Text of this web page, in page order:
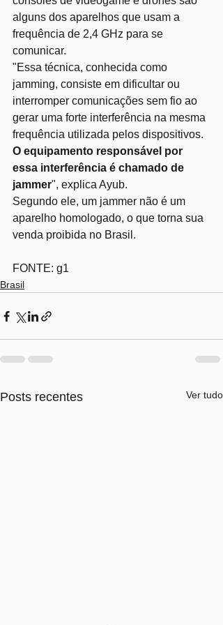
alguns dos aparelhos que usam a
frequência de 2,4 GHz para se
comunicar.
"Essa técnica, conhecida como
jamming, consiste em dificultar ou
interromper comunicações sem fio ao
gerar uma forte interferência na mesma
frequência utilizada pelos dispositivos.
O equipamento responsável por
essa interferência é chamado de
jammer", explica Ayub.
Segundo ele, um jammer não é um
aparelho homologado, o que torna sua
venda proibida no Brasil.
FONTE: g1
Brasil
Posts recentes Ver tudo